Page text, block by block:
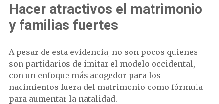
Hacer atractivos el matrimonio
y familias fuertes
A pesar de esta evidencia, no son pocos quienes
son partidarios de imitar el modelo occidental,
con un enfoque más acogedor para los
nacimientos fuera del matrimonio como fórmula
para aumentar la natalidad.